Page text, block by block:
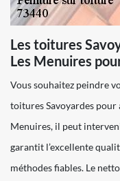
Les toitures
Les Menuires
Vous souhaitez peindre
toitures Savoyardes pour
Menuires, il peut
garantit l’excellente
méthodes fiables. Le